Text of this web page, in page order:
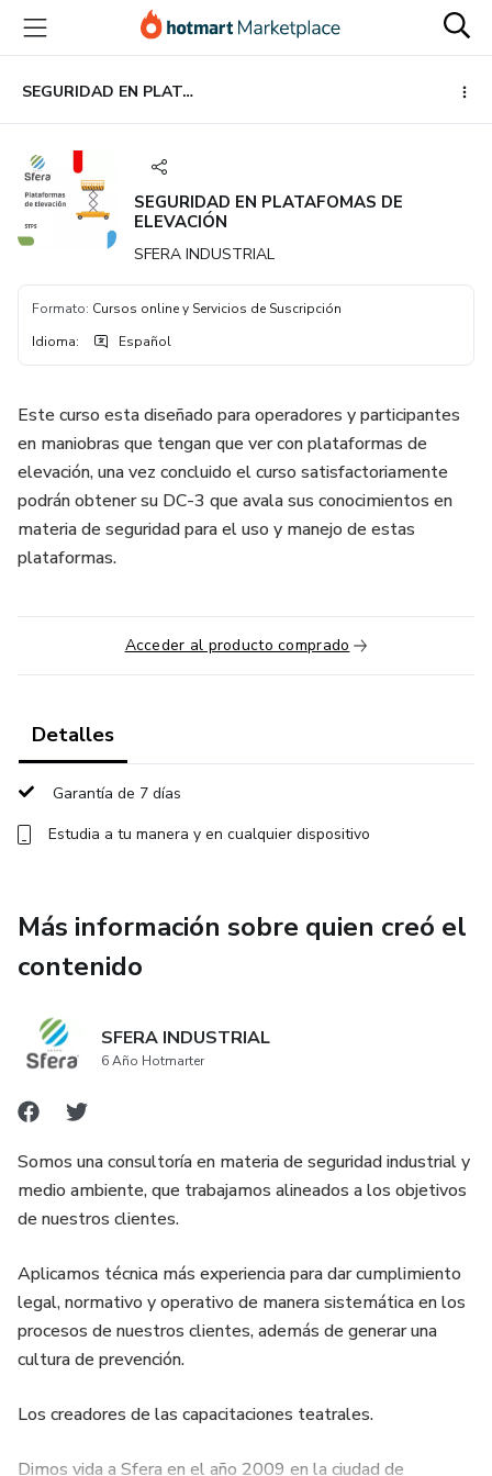
principal
página
de
página
SEGURIDAD EN PLATAFOMAS DE ELEVACIÓN
SEGURIDAD EN PLATAFOMAS DE
ELEVACIÓN
SFERA INDUSTRIAL
Formato: Cursos online y Servicios de Suscripción
Idioma: Español
Este curso esta diseñado para operadores y participantes
en maniobras que tengan que ver con plataformas de
elevación, una vez concluido el curso satisfactoriamente
podrán obtener su DC-3 que avala sus conocimientos en
materia de seguridad para el uso y manejo de estas
plataformas.
Acceder al producto comprado
Detalles
Garantía de 7 días
Estudia a tu manera y en cualquier dispositivo
Más información sobre quien creó el
contenido
SFERA INDUSTRIAL
6 Año Hotmarter
Somos una consultoría en materia de seguridad industrial y
medio ambiente, que trabajamos alineados a los objetivos
de nuestros clientes.
Aplicamos técnica más experiencia para dar cumplimiento
legal, normativo y operativo de manera sistemática en los
procesos de nuestros clientes, además de generar una
cultura de prevención.
Los creadores de las capacitaciones teatrales.
Dimos vida a Sfera en el año 2009 en la ciudad de